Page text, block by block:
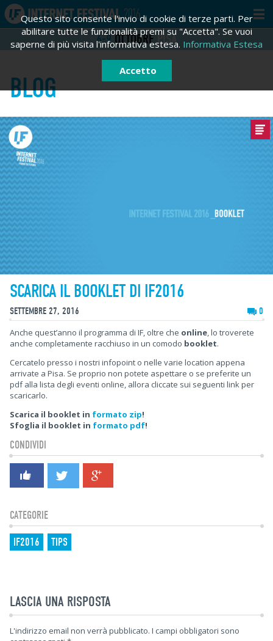
6-9OTTOBREPISA
BLOG
SCARICA IL BOOKLET DI IF2016
SETTEMBRE 27, 2016
0
Anche quest’anno il programma di IF, oltre che online , lo troverete
anche completamente racchiuso in un comodo booklet.
Cercatelo presso i nostri infopoint o nelle varie location appena
arrivate a Pisa. Se proprio non potete aspettare o se preferite un
pdf alla lista degli eventi online, allora cliccate sui seguenti link per
scaricarlo.
Scarica il booklet in formato zip!
Sfoglia il booklet in formato pdf!
CONDIVIDI
CATEGORIE
IF2016 TIPS
LASCIA UNA RISPOSTA
L'indirizzo email non verrà pubblicato. I campi obbligatori sono
Questo sito consente l'invio di cookie di terze parti. Per
abilitare tutte le funzionalità premi su "Accetta". Se vuoi
saperne di più visita l'informativa estesa. Informativa Estesa
Accetto